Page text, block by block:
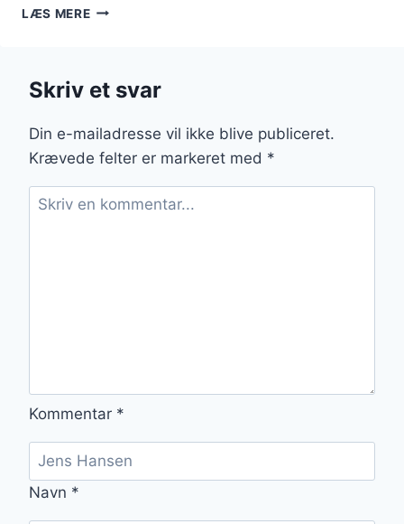
LÆS MEREKIKSEKAGE
DE
KAFFEELSKENDE
Skriv et svar
Din e-mailadresse vil ikke blive publiceret.
Krævede felter er markeret med *
Kommentar *
Navn *